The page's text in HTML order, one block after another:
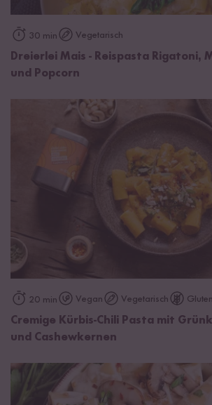
30 min Vegetarisch
Dreierlei Mais - Reispasta Rigatoni,
und Popcorn
20 min Vegan Vegetarisch
Cremige Kürbis-Chili Pasta mit
und Cashewkernen